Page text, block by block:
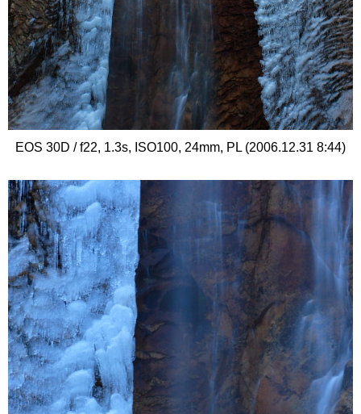
EOS 30D / f22, 1.3s, ISO100, 24mm, PL (2006.12.31 8:44)